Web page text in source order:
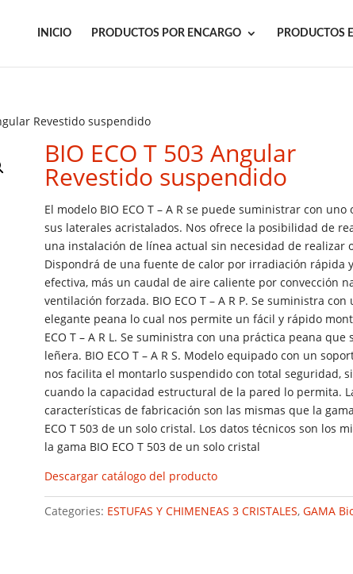
INICIO PRODUCTOS POR ENCARGO PRODUCTOS
Revestido suspendido
BIO ECO T 503 Angular
Revestido suspendido
El modelo BIO ECO T – A R se puede suministrar con uno
sus laterales acristalados. Nos ofrece la posibilidad de
una instalación de línea actual sin necesidad de realizar
Dispondrá de una fuente de calor por irradiación rápida y
efectiva, más un caudal de aire caliente por convección
ventilación forzada. BIO ECO T – A R P. Se suministra con
elegante peana lo cual nos permite un fácil y rápido
ECO T – A R L. Se suministra con una práctica peana que
leñera. BIO ECO T – A R S. Modelo equipado con un
nos facilita el montarlo suspendido con total seguridad,
cuando la capacidad estructural de la pared lo permita.
características de fabricación son las mismas que la
ECO T 503 de un solo cristal. Los datos técnicos son los
la gama BIO ECO T 503 de un solo cristal
Descargar catálogo del producto
Categories: ESTUFAS Y CHIMENEAS 3 CRISTALES,GAMA